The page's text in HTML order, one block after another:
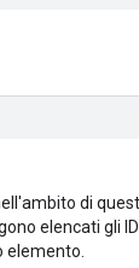
di
elencati gli
elemento.